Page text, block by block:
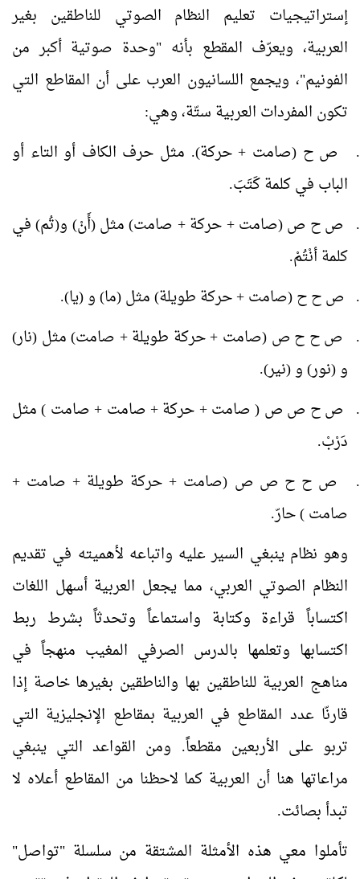
إستراتيجيات تعليم النظام الصوتي للناطقين بغير
العربية، ويعرّف المقطع بأنه "وحدة صوتية أكبر من
الفونيم"، ويجمع اللسانيون العرب على أن المقاطع التي
تكون المفردات العربية ستّة، وهي:
ص ح (صامت + حركة). مثل حرف الكاف أو التاء أو
الباب في كلمة كَتَبَ.
ص ح ص (صامت + حركة + صامت) مثل (أَنْ) و(تُم) في
كلمة أنْتُمْ.
ص ح ح (صامت + حركة طويلة) مثل (ما) و (يا).
ص ح ح ص (صامت + حركة طويلة + صامت) مثل (نار)
و (نور) و (نير).
ص ح ص ص ( صامت + حركة + صامت + صامت ) مثل
دَرْبْ.
ص ح ح ص ص (صامت + حركة طويلة + صامت +
صامت ) حارّ.
وهو نظام ينبغي السير عليه واتباعه لأهميته في تقديم
النظام الصوتي العربي، مما يجعل العربية أسهل اللغات
اكتساباً قراءة وكتابة واستماعاً وتحدثاً بشرط ربط
اكتسابها وتعلمها بالدرس الصرفي المغيب منهجاً في
مناهج العربية للناطقين بها والناطقين بغيرها خاصة إذا
قارنّا عدد المقاطع في العربية بمقاطع الإنجليزية التي
تربو على الأربعين مقطعاً. ومن القواعد التي ينبغي
مراعاتها هنا أن العربية كما لاحظنا من المقاطع أعلاه لا
تبدأ بصائت.
تأملوا معي هذه الأمثلة المشتقة من سلسلة "تواصل"